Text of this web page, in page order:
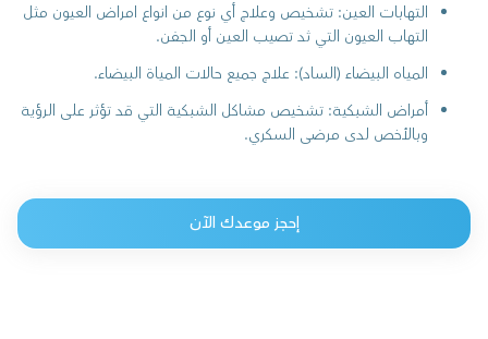
التهابات العين: تشخيص وعلاج أي نوع من انواع امراض العيون مثل
التهاب العيون التي ثد تصيب العين أو الجفن.
المياه البيضاء (الساد): علاج جميع حالات المياة البيضاء.
أمراض الشبكية: تشخيص مشاكل الشبكية التي قد تؤثر على الرؤية
وبالأخص لدى مرضى السكري.
إحجز موعدك الآن